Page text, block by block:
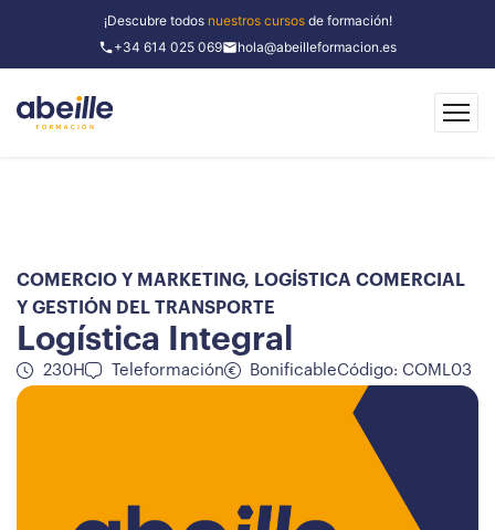
¡Descubre todos nuestros cursosde formación!
+34 614 025 069
hola@abeilleformacion.es
COMERCIO Y MARKETING, LOGÍSTICA COMERCIAL
Y GESTIÓN DEL TRANSPORTE
Logística Integral
230H Teleformación BonificableCódigo: COML03